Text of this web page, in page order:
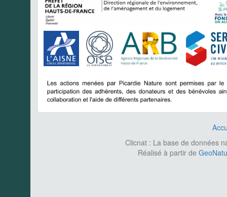
Clicnat : La base de données
Réalisé à partir de